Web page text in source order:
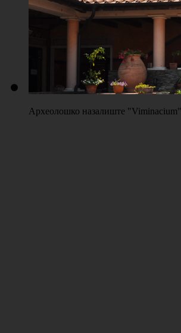
Археолошко назалиште "Viminacium"